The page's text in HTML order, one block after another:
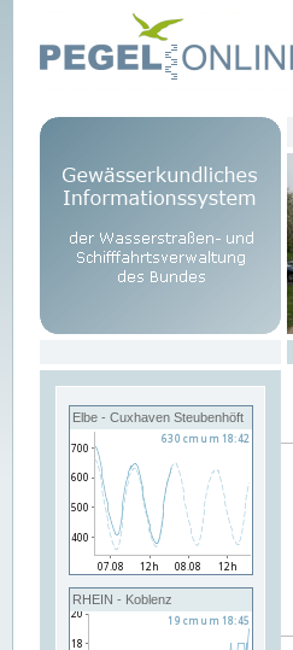
Elbe - Cuxhaven Steubenhöft
RHEIN - Koblenz